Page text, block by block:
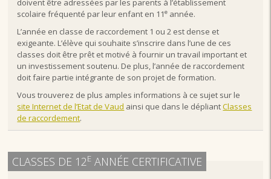
doivent être adressées par les parents à l’établissement
scolaire fréquenté par leur enfant en 11e année.
L’année en classe de raccordement 1 ou 2 est dense et
exigeante. L’élève qui souhaite s’inscrire dans l’une de ces
classes doit être prêt et motivé à fournir un travail important et
un investissement soutenu. De plus, l’année de raccordement
doit faire partie intégrante de son projet de formation.
Vous trouverez de plus amples informations à ce sujet sur le
site Internet de l’Etat de Vaud ainsi que dans le dépliantClasses
de raccordement.
CLASSES DE 12E ANNÉE CERTIFICATIVE